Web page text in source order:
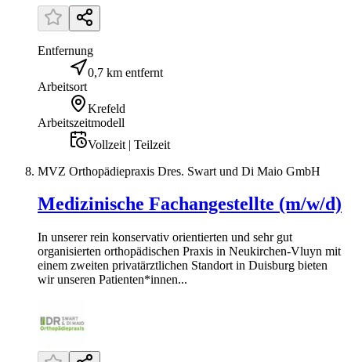
Entfernung
0,7 km entfernt
Arbeitsort
Krefeld
Arbeitszeitmodell
Vollzeit | Teilzeit
MVZ Orthopädiepraxis Dres. Swart und Di Maio GmbH
Medizinische Fachangestellte (m/w/d)
In unserer rein konservativ orientierten und sehr gut
organisierten orthopädischen Praxis in Neukirchen-Vluyn mit
einem zweiten privatärztlichen Standort in Duisburg bieten
wir unseren Patienten*innen...